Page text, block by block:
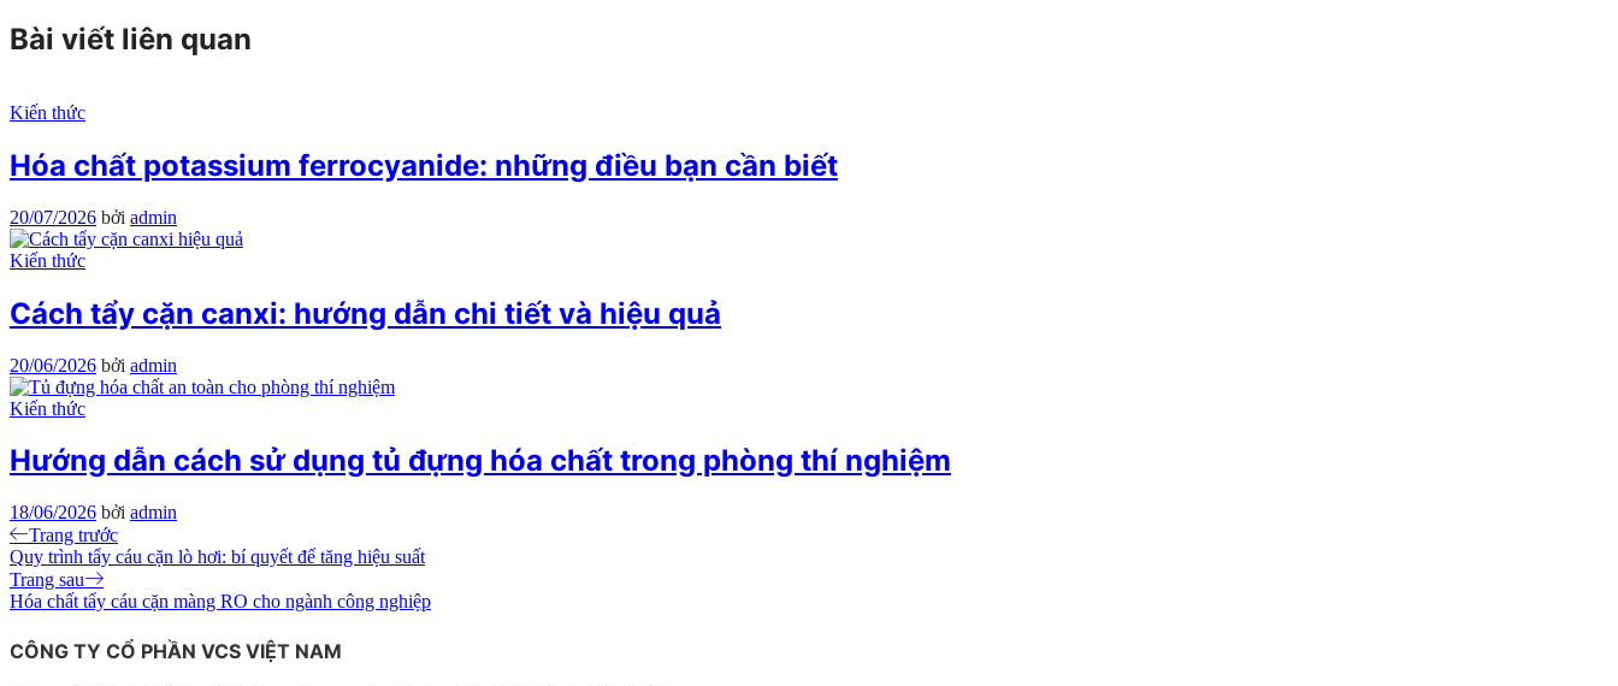
Bài viết liên quan
Kiến thức
Hóa chất potassium ferrocyanide: những điều bạn cần biết
20/07/2026 bởi admin
Kiến thức
Cách tẩy cặn canxi: hướng dẫn chi tiết và hiệu quả
20/06/2026 bởi admin
Kiến thức
Hướng dẫn cách sử dụng tủ đựng hóa chất trong phòng thí nghiệm
18/06/2026 bởi admin
Điều
hướng
bài
viết
Bài
viết
trước
Trang trước
Quy trình tẩy cáu cặn lò hơi: bí quyết để tăng hiệu suất
Bài
tiếp
Trang sau
Hóa chất tẩy cáu cặn màng RO cho ngành công nghiệp
CÔNG TY CỔ PHẦN VCS VIỆT NAM